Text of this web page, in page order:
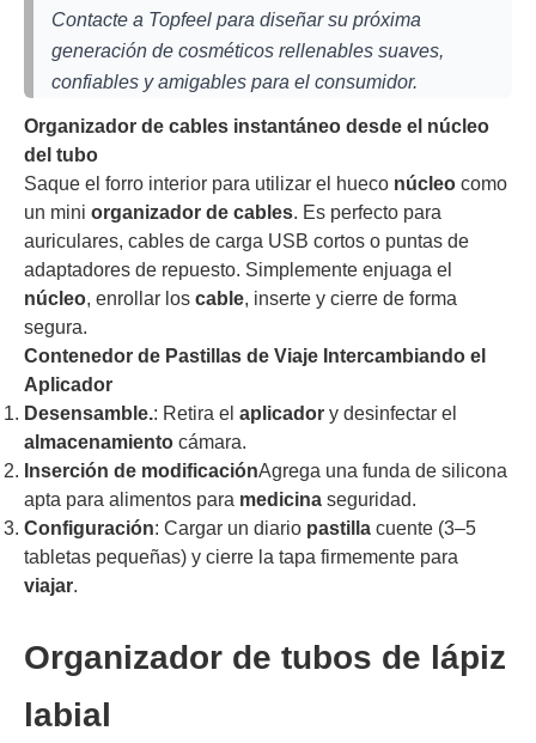
Contacte a Topfeel para diseñar su próxima
generación de cosméticos rellenables suaves,
confiables y amigables para el consumidor.
Organizador de cables instantáneo desde el núcleo
del tubo
Saque el forro interior para utilizar el hueco núcleo como
un mini organizador de cables. Es perfecto para
auriculares, cables de carga USB cortos o puntas de
adaptadores de repuesto. Simplemente enjuaga el
núcleo, enrollar los cable, inserte y cierre de forma
segura.
Contenedor de Pastillas de Viaje Intercambiando el
Aplicador
Desensamble.: Retira el aplicador y desinfectar el
almacenamiento cámara.
Inserción de modificaciónAgrega una funda de silicona
apta para alimentos para medicina seguridad.
Configuración: Cargar un diario pastilla cuente (3–5
tabletas pequeñas) y cierre la tapa firmemente para
viajar.
Organizador de tubos de lápiz
labial